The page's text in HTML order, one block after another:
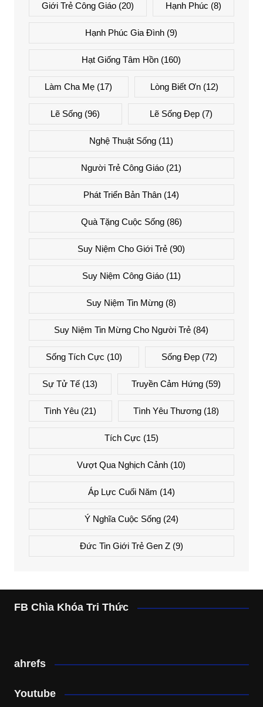
Giới Trẻ Công Giáo(20) Hạnh Phúc (8)
Hạnh Phúc Gia Đình (9)
Hạt Giống Tâm Hồn (160)
Làm Cha Mẹ (17) Lòng Biết Ơn(12)
Lẽ Sống (96) Lẽ Sống Đẹp(7)
Nghệ Thuật Sống (11)
Người Trẻ Công Giáo (21)
Phát Triển Bản Thân (14)
Quà Tặng Cuộc Sống(86)
Suy Niệm Cho Giới Trẻ (90)
Suy Niệm Công Giáo(11)
Suy Niệm Tin Mừng (8)
Suy Niệm Tin Mừng Cho Người Trẻ (84)
Sống Tích Cực (10) Sống Đẹp (72)
Sự Tử Tế (13) Truyền Cảm Hứng(59)
Tình Yêu (21) Tình Yêu Thương(18)
Tích Cực (15)
Vượt Qua Nghịch Cảnh (10)
Áp Lực Cuối Năm (14)
Ý Nghĩa Cuộc Sống(24)
Đức Tin Giới Trẻ Gen Z(9)
FB Chìa Khóa Tri Thức
ahrefs
Youtube